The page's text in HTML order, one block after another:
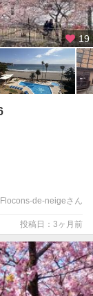
19
de-neigeさん
投稿日：3ヶ月前